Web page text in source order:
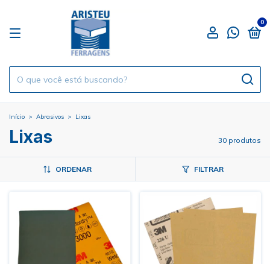
0
Início > Abrasivos > Lixas
Lixas 30 produtos
ORDENAR FILTRAR